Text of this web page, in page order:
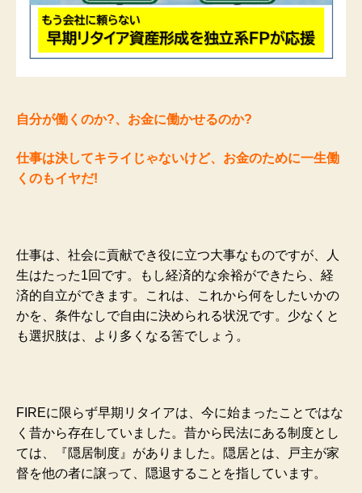
自分が働くのか?、お金に働かせるのか?
仕事は決してキライじゃないけど、お金のために一生働
くのもイヤだ!
仕事は、社会に貢献でき役に立つ大事なものですが、人
生はたった1回です。もし経済的な余裕ができたら、経
済的自立ができます。これは、これから何をしたいかの
かを、条件なしで自由に決められる状況です。少なくと
も選択肢は、より多くなる筈でしょう。
FIREに限らず早期リタイアは、今に始まったことではな
く昔から存在していました。昔から民法にある制度とし
ては、『隠居制度』がありました。隠居とは、戸主が家
督を他の者に譲って、隠退することを指しています。